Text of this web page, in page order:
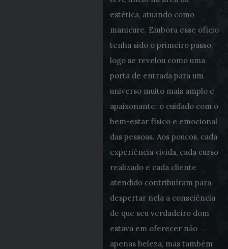
estética, atuando como
manicure. Embora esse ofício
tenha sido o primeiro passo,
logo se revelou como uma
porta de entrada para um
universo muito mais amplo e
apaixonante: o cuidado com o
bem-estar físico e emocional
das pessoas. Aos poucos, cada
experiência vivida, cada curso
realizado e cada cliente
atendido contribuíram para
despertar nela a consciência
de que seu verdadeiro dom
estava em oferecer não
apenas beleza, mas também